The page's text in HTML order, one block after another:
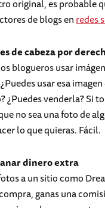
original, es probable
de blogs enredes
de cabeza por
blogueros usar
usar esa
¿Puedes venderla? Si
no sea una foto de
lo que quieras. Fácil.
dinero extra
a un sitio como
ganas una